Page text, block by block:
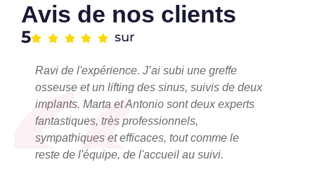
Avis de nos clients
5 sur
Ravi de l'expérience. J’ai subi une greffe
osseuse et un lifting des sinus, suivis de deux
implants. Marta et Antonio sont deux experts
fantastiques, très professionnels,
sympathiques et efficaces, tout comme le
reste de l'équipe, de l'accueil au suivi.